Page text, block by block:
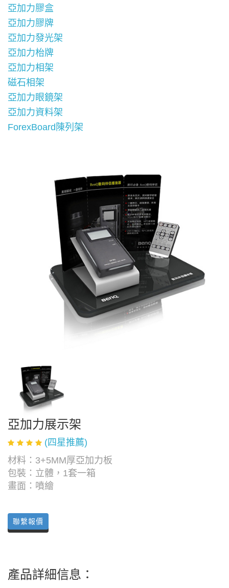
亞加力膠盒
亞加力膠牌
亞加力發光架
亞加力枱牌
亞加力相架
磁石相架
亞加力眼鏡架
亞加力資料架
ForexBoard陳列架
亞加力展示架
(四星推薦)
材料：3+5MM厚亞加力板
包裝：立體，1套一箱
畫面：噴繪
聯繫報價
產品詳細信息：